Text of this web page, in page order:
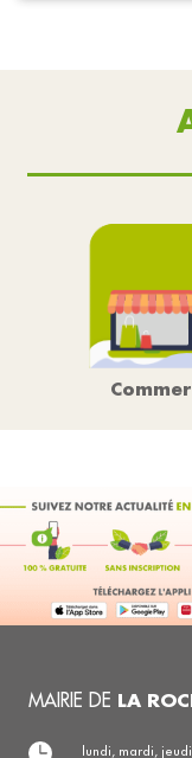
MAIRIE DE LA
lundi, mardi,